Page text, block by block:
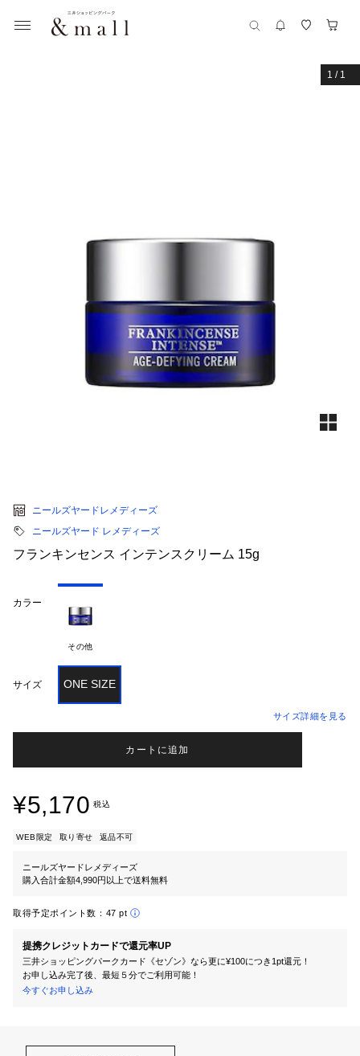
1 / 1
ニールズヤードレメディーズ
ニールズヤード レメディーズ
フランキンセンス インテンスクリーム 15g
カラー
その他
サイズ ONE SIZE
サイズ詳細を見る
カートに追加
¥5,170 税込
WEB限定 取り寄せ 返品不可
ニールズヤードレメディーズ
購入合計金額4,990円以上で送料無料
取得予定ポイント数： 47 pt
提携クレジットカードで還元率UP
三井ショッピングパークカード《セゾン》なら更に¥100につき1pt還元！
お申し込み完了後、最短５分でご利用可能！
今すぐお申し込み